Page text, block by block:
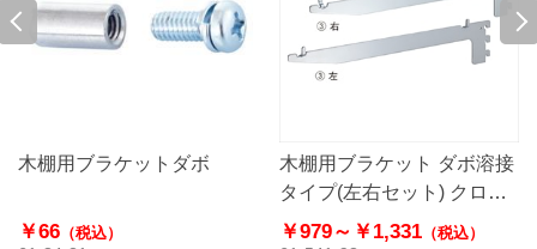
木棚用ブラケットダボ
￥66 （税込）
木棚用ブラケット ダボ溶接
タイプ(左右セット) クロー
ム〔ストエキオリジナル〕
￥979～ ￥1,331 （税込）